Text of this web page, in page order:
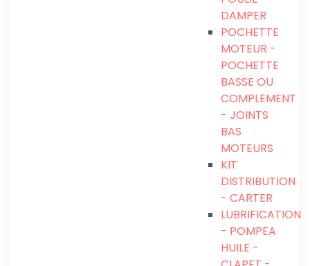
DAMPER
POCHETTE
MOTEUR -
POCHETTE
BASSE OU
COMPLEMENT
- JOINTS
BAS
MOTEURS
KIT
DISTRIBUTION
- CARTER
LUBRIFICATION
- POMPEA
HUILE -